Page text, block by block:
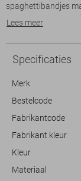
spaghettibandjes
zachte biologische
vierkante halslijn en
look die bijdraagt
De top is veelzijdig
elegante rok voor
kleurrijke ontwerp
informele
de zomer door helpt.
Lees meer
Specificaties
Merk
Bestelcode
Fabrikantcode
Fabrikant kleur
Kleur
Materiaal